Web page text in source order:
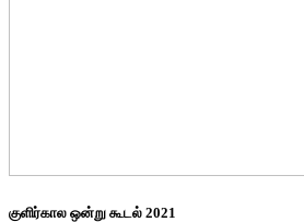
குளிர்கால ஒன்று கூடல் 2021